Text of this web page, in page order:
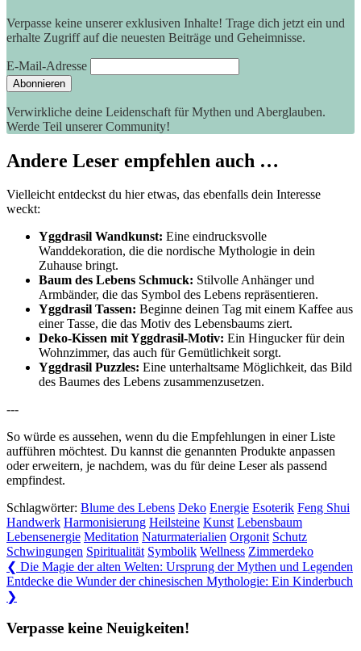
Verpasse keine unserer exklusiven Inhalte! Trage dich jetzt ein und
erhalte Zugriff auf die neuesten Beiträge und Geheimnisse.
E-Mail-Adresse
Verwirkliche deine Leidenschaft für Mythen und Aberglauben.
Werde Teil unserer Community!
Andere Leser empfehlen auch …
Vielleicht entdeckst du hier etwas, das ebenfalls dein Interesse
weckt:
Yggdrasil Wandkunst: Eine eindrucksvolle
Wanddekoration, die die‌ nordische Mythologie in dein
Zuhause bringt.
Baum des Lebens⁣ Schmuck: Stilvolle Anhänger und
Armbänder, die das Symbol des Lebens repräsentieren.
Yggdrasil Tassen: Beginne‌ deinen ⁢Tag⁤ mit einem ⁣Kaffee aus
einer⁣ Tasse, die das Motiv des Lebensbaums ziert.
Deko-Kissen mit Yggdrasil-Motiv: Ein Hingucker für dein​
Wohnzimmer, das auch für Gemütlichkeit sorgt.
Yggdrasil Puzzles: Eine​ unterhaltsame Möglichkeit, ​das Bild
des Baumes des Lebens zusammenzusetzen.
---
So würde es aussehen, wenn du die Empfehlungen in einer Liste
aufführen möchtest. ⁢Du kannst die genannten Produkte anpassen
oder erweitern, ⁣je nachdem, was du für deine Leser⁤ als passend
empfindest.
Schlagwörter: Blume des Lebens Deko Energie Esoterik Feng Shui
Handwerk Harmonisierung Heilsteine Kunst Lebensbaum
Lebensenergie Meditation Naturmaterialien Orgonit Schutz
Schwingungen Spiritualität Symbolik Wellness Zimmerdeko
Beitragsnavigation
❮ Previous
Post:
Die Magie der alten Welten: Ursprung der Mythen und Legenden
Next
Post:
Entdecke die Wunder der chinesischen Mythologie: Ein Kinderbuch
❯
Verpasse keine Neuigkeiten!